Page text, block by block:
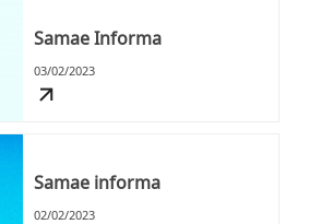
Samae Informa
03/02/2023
Samae informa
02/02/2023